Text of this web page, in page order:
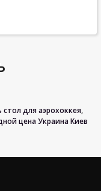
стол для аэрохоккея,
цена Украина Киев